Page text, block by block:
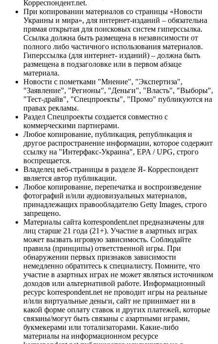
Корреспондент.net.
При копировании материалов со страницы «Новости
Украины и мира», для интернет-изданий – обязательна
прямая открытая для поисковых систем гиперссылка.
Ссылка должна быть размещена в независимости от
полного либо частичного использования материалов.
Гиперссылка (для интернет- изданий) – должна быть
размещена в подзаголовке или в первом абзаце
материала.
Новости с пометками "Мнение", "Экспертиза",
"Заявление", "Регионы", "Деньги", "Власть", "Выборы",
"Тест-драйв", "Спецпроекты", "Промо" публикуются на
правах рекламы.
Раздел Спецпроекты создается совместно с
коммерческими партнерами.
Любое копирование, публикация, републикация и
другое распространение информации, которое содержит
ссылку на "Интерфакс-Украина", EPA / UPG, строго
воспрещается.
Владелец веб-страницы в разделе Я- Корреспондент
является автор публикации.
Любое копирование, перепечатка и воспроизведение
фотографий и/или аудиовизуальных материалов,
принадлежащих правообладателю Getty Images, строго
запрещено.
Материалы сайта korrespondent.net предназначены для
лиц старше 21 года (21+). Участие в азартных играх
может вызвать игровую зависимость. Соблюдайте
правила (принципы) ответственной игры. При
обнаружении первых признаков зависимости
немедленно обратитесь к специалисту. Помните, что
участие в азартных играх не может являться источником
доходов или альтернативой работе. Информационный
ресурс korrespondent.net не проводит игры на реальные
и/или виртуальные деньги, сайт не принимает ни в
какой форме оплату ставок и других платежей, которые
связаны/могут быть связаны с азартными играми,
букмекерами или тотализаторами. Какие-либо
материалы на информационном ресурсе